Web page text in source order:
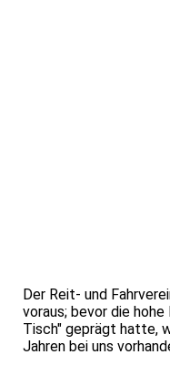
Der Reit- und
voraus; bevor die
Tisch" geprägt hatte,
Jahren bei uns